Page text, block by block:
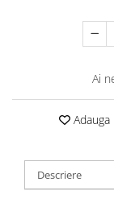
Ai
Adauga
Descriere